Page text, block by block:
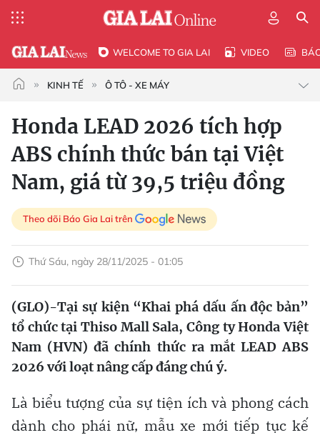
WELCOME TO GIA LAI VIDEO
KINH TẾ Ô TÔ - XE MÁY
Honda LEAD 2026 tích hợp
ABS chính thức bán tại Việt
Nam, giá từ 39,5 triệu đồng
Theo dõi Báo Gia Lai trên
Thứ Sáu, ngày 28/11/2025 - 01:05
(GLO)-Tại sự kiện “Khai phá dấu ấn độc bản”
tổ chức tại Thiso Mall Sala, Công ty Honda Việt
Nam (HVN) đã chính thức ra mắt LEAD ABS
2026 với loạt nâng cấp đáng chú ý.
Là biểu tượng của sự tiện ích và phong cách
dành cho phái nữ, mẫu xe mới tiếp tục kế